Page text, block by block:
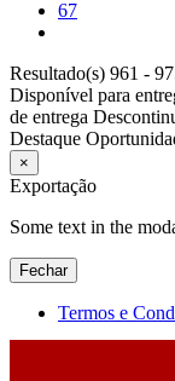
67
Resultado(s) 961 -
Disponível para
de entrega
Destaque
×
Exportação
Some text in the
Fechar
Termos e